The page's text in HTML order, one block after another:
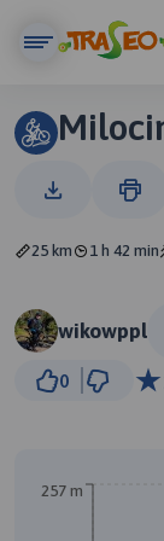
25 km 1 h 42 min
wikowppl
0
257 m